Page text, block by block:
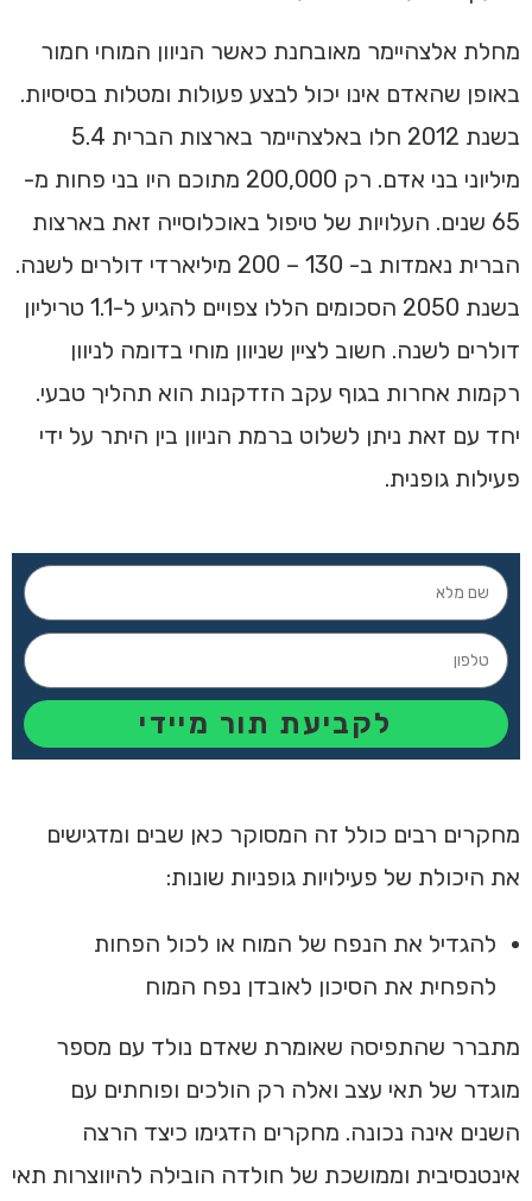
מחלת אלצהיימר מאובחנת כאשר הניוון המוחי חמור
באופן שהאדם אינו יכול לבצע פעולות ומטלות בסיסיות.
בשנת 2012 חלו באלצהיימר בארצות הברית 5.4
מיליוני בני אדם. רק 200,000 מתוכם היו בני פחות מ-
65 שנים. העלויות של טיפול באוכלוסייה זאת בארצות
הברית נאמדות ב- 130 – 200 מיליארדי דולרים לשנה.
בשנת 2050 הסכומים הללו צפויים להגיע ל-1.1 טריליון
דולרים לשנה. חשוב לציין שניוון מוחי בדומה לניוון
רקמות אחרות בגוף עקב הזדקנות הוא תהליך טבעי.
יחד עם זאת ניתן לשלוט ברמת הניוון בין היתר על ידי
פעילות גופנית.
לקביעת תור מיידי
מחקרים רבים כולל זה המסוקר כאן שבים ומדגישים
את היכולת של פעילויות גופניות שונות:
להגדיל את הנפח של המוח או לכול הפחות
להפחית את הסיכון לאובדן נפח המוח
מתברר שהתפיסה שאומרת שאדם נולד עם מספר
מוגדר של תאי עצב ואלה רק הולכים ופוחתים עם
השנים אינה נכונה. מחקרים הדגימו כיצד הרצה
אינטנסיבית וממושכת של חולדה הובילה להיווצרות תאי